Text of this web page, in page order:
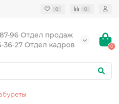
0 0
87-96 Отдел продаж
36-27 Отдел кадров
0